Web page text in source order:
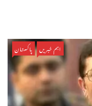
اہم خبریں پاکستان